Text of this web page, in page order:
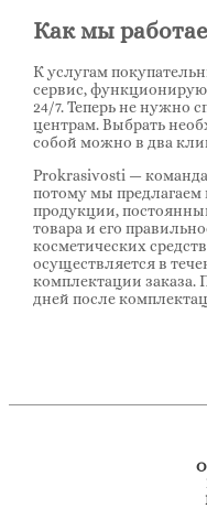
Как мы
К услугам
сервис,
24/7. Теперь не нужно
центрам. Выбрать
собой можно в два
Prokrasivosti —
потому мы предлагаем
продукции,
товара и его
косметических
осуществляется в
комплектации заказа.
дней после